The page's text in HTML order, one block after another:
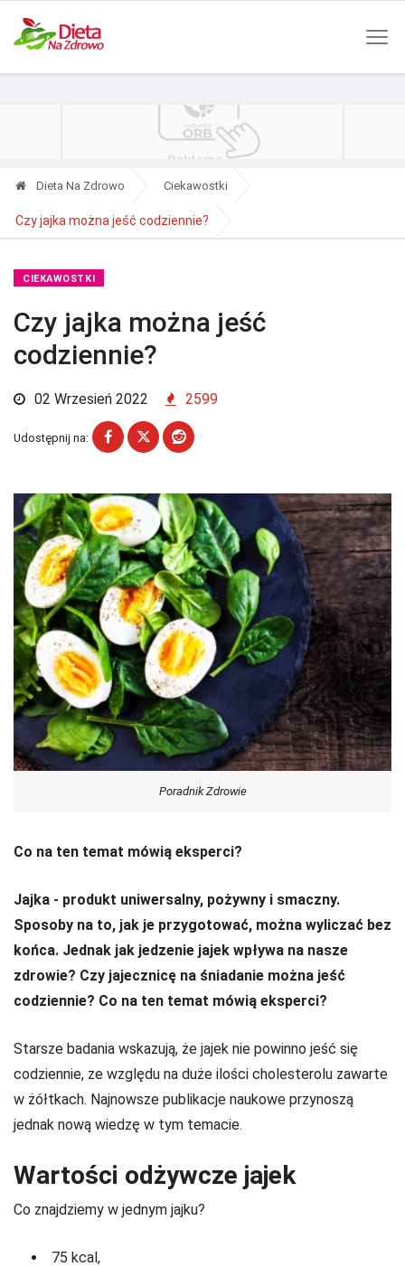
Dieta Na Zdrowo Ciekawostki
Czy jajka można jeść codziennie?
CIEKAWOSTKI
Czy jajka można jeść
codziennie?
02 Wrzesień 2022 2599
Udostępnij na:
Poradnik Zdrowie
Co na ten temat mówią eksperci?
Jajka - produkt uniwersalny, pożywny i smaczny.
Sposoby na to, jak je przygotować, można wyliczać bez
końca. Jednak jak jedzenie jajek wpływa na nasze
zdrowie? Czy jajecznicę na śniadanie można jeść
codziennie? Co na ten temat mówią eksperci?
Starsze badania wskazują, że jajek nie powinno jeść się
codziennie, ze względu na duże ilości cholesterolu zawarte
w żółtkach. Najnowsze publikacje naukowe przynoszą
jednak nową wiedzę w tym temacie.
Wartości odżywcze jajek
Co znajdziemy w jednym jajku?
75 kcal,